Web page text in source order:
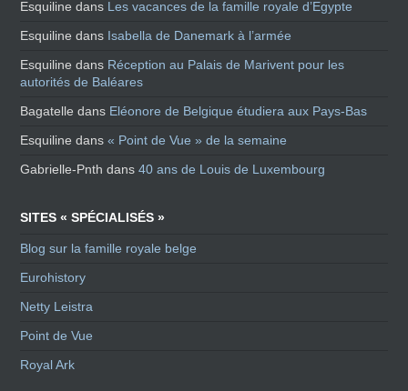
Esquiline dans Les vacances de la famille royale d’Egypte
Esquiline dans Isabella de Danemark à l’armée
Esquiline dans Réception au Palais de Marivent pour les
autorités de Baléares
Bagatelle dans Eléonore de Belgique étudiera aux Pays-Bas
Esquiline dans« Point de Vue » de la semaine
Gabrielle-Pnth dans40 ans de Louis de Luxembourg
SITES « SPÉCIALISÉS »
Blog sur la famille royale belge
Eurohistory
Netty Leistra
Point de Vue
Royal Ark